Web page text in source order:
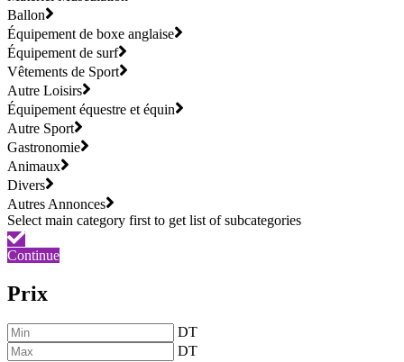
Ballon
Équipement de boxe anglaise
Équipement de surf
Vêtements de Sport
Autre Loisirs
Équipement équestre et équin
Autre Sport
Gastronomie
Animaux
Divers
Autres Annonces
Continue
Prix
DT
DT